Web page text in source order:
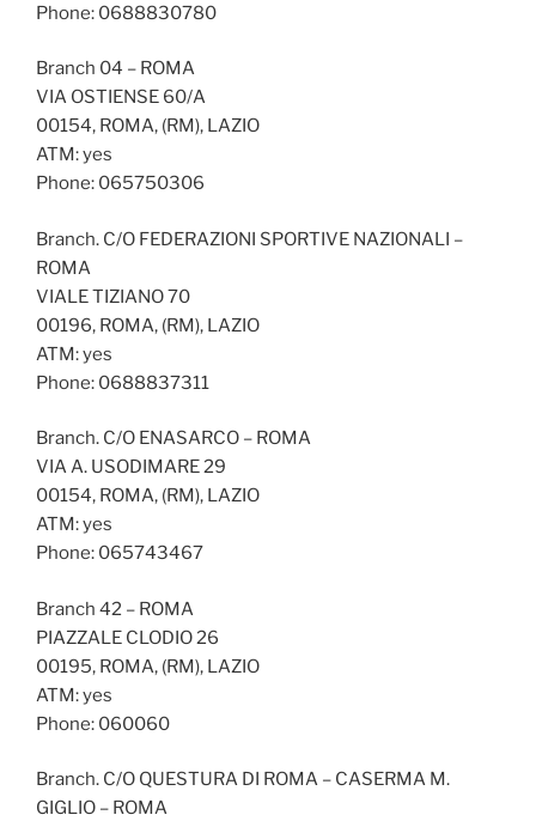
Phone: 0688830780
Branch 04 – ROMA
VIA OSTIENSE 60/A
00154, ROMA, (RM), LAZIO
ATM: yes
Phone: 065750306
Branch. C/O FEDERAZIONI SPORTIVE NAZIONALI –
ROMA
VIALE TIZIANO 70
00196, ROMA, (RM), LAZIO
ATM: yes
Phone: 0688837311
Branch. C/O ENASARCO – ROMA
VIA A. USODIMARE 29
00154, ROMA, (RM), LAZIO
ATM: yes
Phone: 065743467
Branch 42 – ROMA
PIAZZALE CLODIO 26
00195, ROMA, (RM), LAZIO
ATM: yes
Phone: 060060
Branch. C/O QUESTURA DI ROMA – CASERMA M.
GIGLIO – ROMA